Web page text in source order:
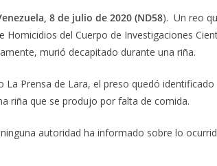
8 de julio de 2020 (ND58). Un reo
Homicidios del Cuerpo de Investigaciones
murió decapitado durante una riña.
La Prensa de Lara, el preso quedó
riña que se produjo por falta de comida.
autoridad ha informado sobre lo